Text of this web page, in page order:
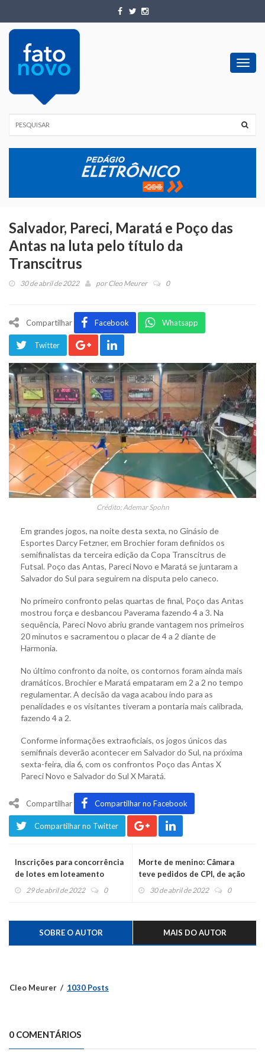
Salvador, Pareci, Maratá e Poço das
Antas na luta pelo título da
Transcitrus
30 de abril de 2022 porCleo Meurer 0
Compartilhar Facebook Whatsapp
Twitter
Crédito: Ademar Spohn
Em grandes jogos, na noite desta sexta, no Ginásio de
Esportes Darcy Fetzner, em Brochier foram definidos os
semifinalistas da terceira edição da Copa Transcitrus de
Futsal. Poço das Antas, Pareci Novo e Maratá se juntaram a
Salvador do Sul para seguirem na disputa pelo caneco.
No primeiro confronto pelas quartas de final, Poço das Antas
mostrou força e desbancou Paverama fazendo 4 a 3. Na
sequência, Pareci Novo abriu grande vantagem nos primeiros
20 minutos e sacramentou o placar de 4 a 2 diante de
Harmonia.
No último confronto da noite, os contornos foram ainda mais
dramáticos. Brochier e Maratá empataram em 2 a 2 no tempo
regulamentar. A decisão da vaga acabou indo para as
penalidades e os visitantes tiveram a pontaria mais calibrada,
fazendo 4 a 2.
Conforme informações extraoficiais, os jogos únicos das
semifinais deverão acontecer em Salvador do Sul, na próxima
sexta-feira, dia 6, com os confrontos Poço das Antas X
Pareci Novo e Salvador do Sul X Maratá.
Compartilhar Compartilhar no Facebook
Compartilhar no Twitter
Inscrições para concorrência
de lotes em loteamento
harmoniense terminam
29 de abril de 2022 0
Morte de menino: Câmara
teve pedidos de CPI, de ação
no MP e por melhorias na
30 de abril de 2022 0
SOBRE O AUTOR MAIS DO AUTOR
Cleo Meurer 1030 Posts
0 COMENTÁRIOS